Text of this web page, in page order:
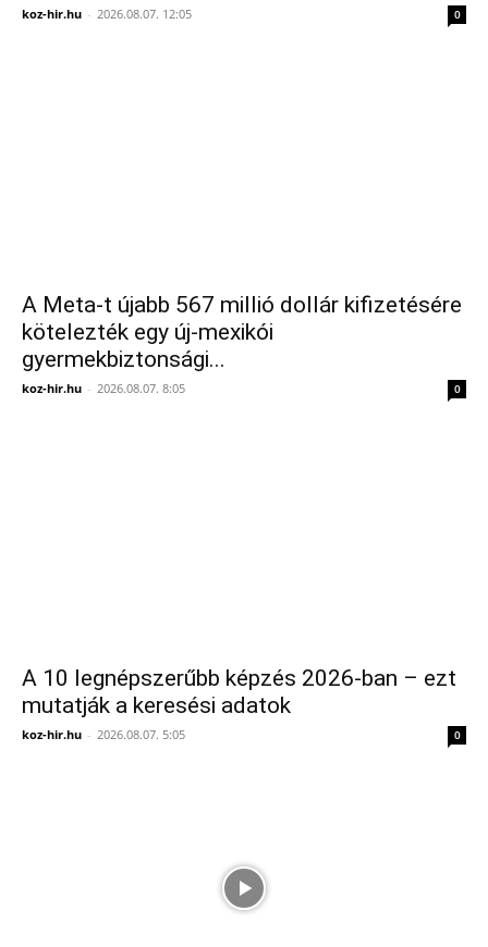
koz-hir.hu - 2026.08.07. 12:05 0
A Meta-t újabb 567 millió dollár kifizetésére
kötelezték egy új-mexikói
gyermekbiztonsági...
koz-hir.hu - 2026.08.07. 8:05 0
A 10 legnépszerűbb képzés 2026-ban – ezt
mutatják a keresési adatok
koz-hir.hu - 2026.08.07. 5:05 0